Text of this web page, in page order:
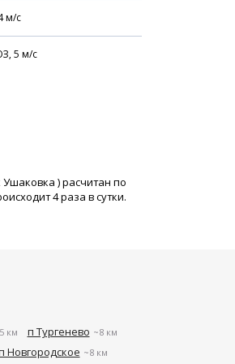
м/с
5 м/с
Ушаковка ) расчитан по
4 раза в сутки.
км п Тургенево ~8 км
Новгородское ~8 км